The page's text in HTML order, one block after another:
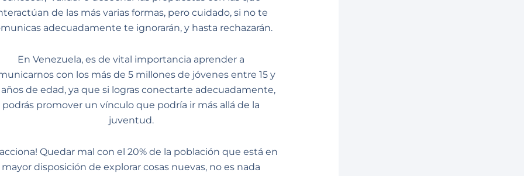
de las más varias formas, pero cuidado, si no te
adecuadamente te ignorarán, y hasta rechazarán.
En Venezuela, es de vital importancia aprender a
con los más de 5 millones de jóvenes entre 15 y
de edad, ya que si logras conectarte adecuadamente,
podrás promover un vínculo que podría ir más allá de la
juventud.
Quedar mal con el 20% de la población que está en
mayor disposición de explorar cosas nuevas, no es nada